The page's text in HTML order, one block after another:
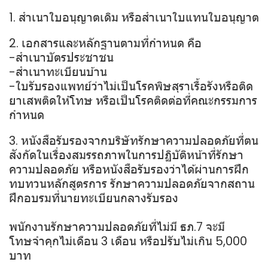
1. สำเนาใบอนุญาตเดิม หรือสำเนาใบแทนใบอนุญาต
2. เอกสารและหลักฐานตามที่กำหนด คือ
-สำเนาบัตรประชาชน
-สำเนาทะเบียนบ้าน
-ใบรับรองแพทย์ว่าไม่เป็นโรคพิษสุราเรื้อรังหรือติด
ยาเสพติดให้โทษ หรือเป็นโรคติดต่อที่คณะกรรมการ
กำหนด
3. หนังสือรับรองจากบริษัทรักษาความปลอดภัยที่ตน
สังกัดในเรื่องสมรรถภาพในการปฏิบัติหน้าที่รักษา
ความปลอดภัย หรือหนังสือรับรองว่าได้ผ่านการฝึก
ทบทวนหลักสูตรการ รักษาความปลอดภัยจากสถาน
ฝึกอบรมที่นายทะเบียนกลางรับรอง
พนักงานรักษาความปลอดภัยที่ไม่มี ธภ.7 จะมี
โทษจำคุกไม่เดือน 3 เดือน หรือปรับไม่เกิน 5,000
บาท